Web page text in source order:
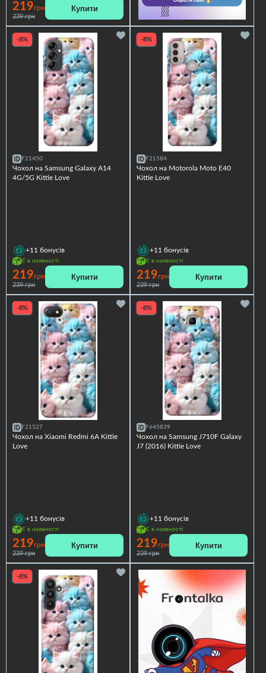
219грн
239 грн
Купити
-8%
F21450
Чохол на Samsung Galaxy A14
4G/5G Kittie Love
+11 бонусів
Є в наявності
219грн
239 грн
Купити
-8%
F21584
Чохол на Motorola Moto E40
Kittie Love
+11 бонусів
Є в наявності
219грн
239 грн
Купити
-8%
F21527
Чохол на Xiaomi Redmi 6A Kittie
Love
+11 бонусів
Є в наявності
219грн
239 грн
Купити
-8%
F645839
Чохол на Samsung J710F Galaxy
J7 (2016) Kittie Love
+11 бонусів
Є в наявності
219грн
239 грн
Купити
-8%